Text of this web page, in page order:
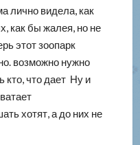
лично видела, как
как бы жалея, но не
этот зоопарк
возможно нужно
кто, что дает Ну и
хотят, а до них не